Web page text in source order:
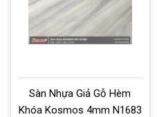
Sàn Nhựa Giả Gỗ Hèm
Khóa Kosmos 4mm N1683